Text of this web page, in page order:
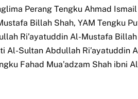
Perang Tengku Ahmad
Billah Shah, YAM Tengku
Ri’ayatuddin Al-Mustafa Billah
Al-Sultan Abdullah Ri’ayatuddin
Fahad Mua’adzam Shah ibni